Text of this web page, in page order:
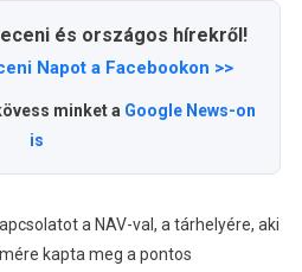
Bejegyzéshez
és országos hírekről!
Napot a Facebookon >>
minket a Google News-on
is
a NAV-val, a tárhelyére, aki
kapta meg a pontos